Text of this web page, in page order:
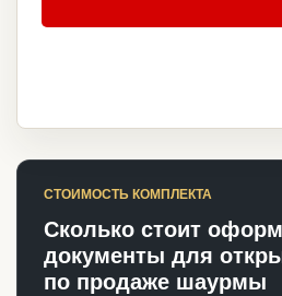
СТОИМОСТЬ КОМПЛЕКТА
Сколько стоит
документы для
по продаже шаурмы